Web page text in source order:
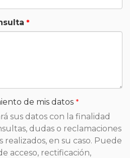
de mis datos
sus datos con la finalidad
dudas o reclamaciones
realizados, en su caso. Puede
acceso, rectificación,